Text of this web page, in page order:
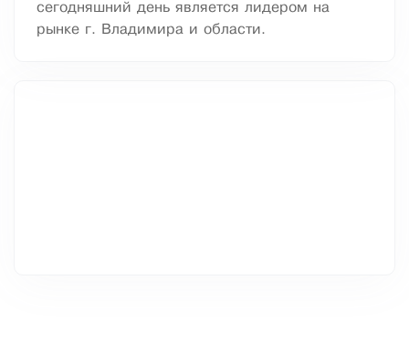
сегодняшний день является лидером на
рынке г. Владимира и области.